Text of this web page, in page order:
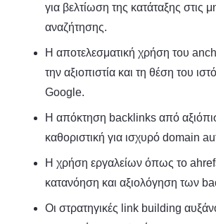
για βελτίωση της κατάταξης στις
αναζήτησης.
Η αποτελεσματική χρήση του
την αξιοπιστία και τη θέση του
Google.
Η απόκτηση backlinks από
καθοριστική για ισχυρό domain
Η χρήση εργαλείων όπως το
κατανόηση και αξιολόγηση των
Οι στρατηγικές link building